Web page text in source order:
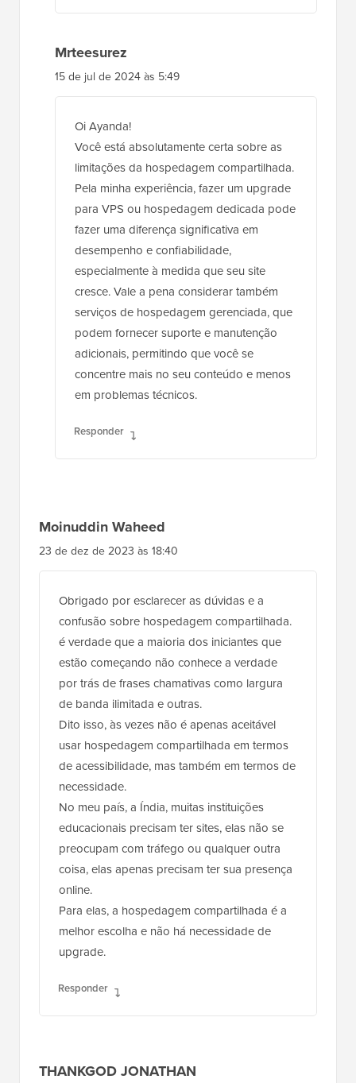
Mrteesurez
15 de jul de 2024 às 5:49
Oi Ayanda!
Você está absolutamente certa sobre as
limitações da hospedagem compartilhada.
Pela minha experiência, fazer um upgrade
para VPS ou hospedagem dedicada pode
fazer uma diferença significativa em
desempenho e confiabilidade,
especialmente à medida que seu site
cresce. Vale a pena considerar também
serviços de hospedagem gerenciada, que
podem fornecer suporte e manutenção
adicionais, permitindo que você se
concentre mais no seu conteúdo e menos
em problemas técnicos.
Responder
Moinuddin Waheed
23 de dez de 2023 às 18:40
Obrigado por esclarecer as dúvidas e a
confusão sobre hospedagem compartilhada.
é verdade que a maioria dos iniciantes que
estão começando não conhece a verdade
por trás de frases chamativas como largura
de banda ilimitada e outras.
Dito isso, às vezes não é apenas aceitável
usar hospedagem compartilhada em termos
de acessibilidade, mas também em termos de
necessidade.
No meu país, a Índia, muitas instituições
educacionais precisam ter sites, elas não se
preocupam com tráfego ou qualquer outra
coisa, elas apenas precisam ter sua presença
online.
Para elas, a hospedagem compartilhada é a
melhor escolha e não há necessidade de
upgrade.
Responder
THANKGOD JONATHAN